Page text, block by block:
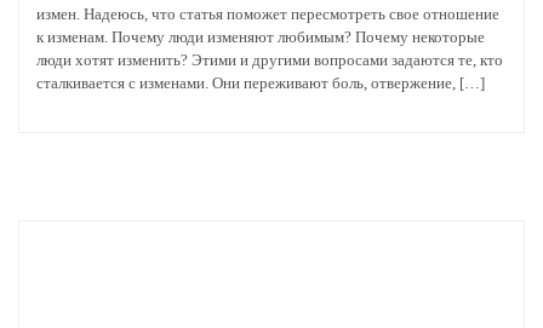
измен. Надеюсь, что статья поможет пересмотреть свое отношение
к изменам. Почему люди изменяют любимым? Почему некоторые
люди хотят изменить? Этими и другими вопросами задаются те, кто
сталкивается с изменами. Они переживают боль, отвержение, […]